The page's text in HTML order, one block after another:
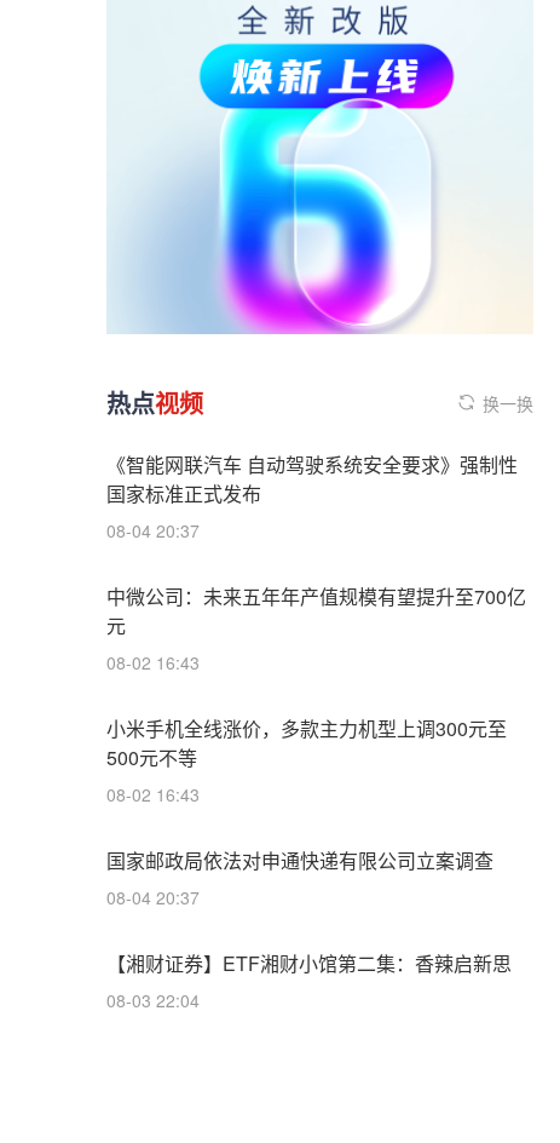
热点视频 换一换
《智能网联汽车 自动驾驶系统安全要求》强制性
国家标准正式发布
08-04 20:37
中微公司：未来五年年产值规模有望提升至700亿
元
08-02 16:43
小米手机全线涨价，多款主力机型上调300元至
500元不等
08-02 16:43
国家邮政局依法对申通快递有限公司立案调查
08-04 20:37
【湘财证券】ETF湘财小馆第二集：香辣启新思
08-03 22:04